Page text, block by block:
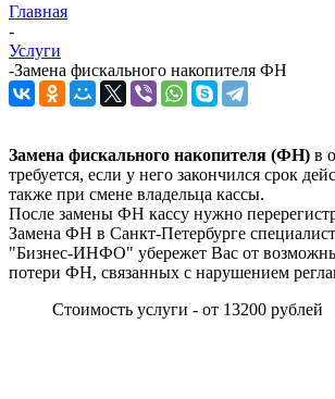
Главная
-
Услуги
-Замена фискального накопителя ФН
Замена фискального накопителя (ФН) в
требуется, если у него закончился срок
также при смене владельца кассы.
После замены ФН кассу нужно
Замена ФН в Санкт-Петербурге
"Бизнес-ИНФО" убережет Вас от
потери ФН, связанных с нарушением
Стоимость услуги - от 13200 рублей